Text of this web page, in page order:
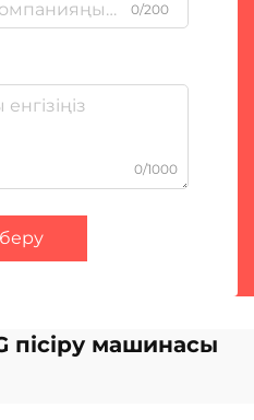
0/200
0/1000
пісіру машинасы